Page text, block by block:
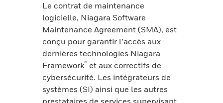
Le contrat de maintenance
logicielle, Niagara Software
Maintenance Agreement (SMA), est
conçu pour garantir l’accès aux
dernières technologies Niagara
Framework® et aux correctifs de
cybersécurité. Les intégrateurs de
systèmes (SI) ainsi que les autres
prestataires de services supervisant